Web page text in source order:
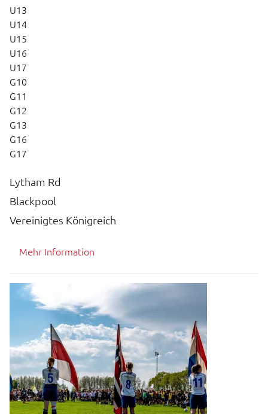
U13
U14
U15
U16
U17
G10
G11
G12
G13
G16
G17
Lytham Rd
Blackpool
Vereinigtes Königreich
Mehr Information